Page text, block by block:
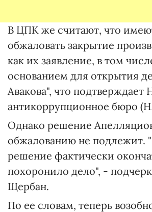
В ЦПК же считают, что
обжаловать закрытие
как их заявление, в том
основанием для открытия
Авакова", что подтверждает
антикоррупционное бюро
Однако решение
обжалованию не подлежит.
решение фактически
похоронило дело", -
Щербан.
По ее словам, теперь